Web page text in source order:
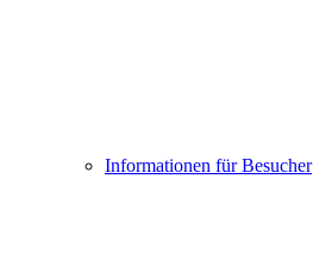
Informationen für Besucher